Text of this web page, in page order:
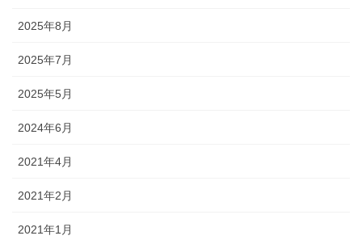
2025年8月
2025年7月
2025年5月
2024年6月
2021年4月
2021年2月
2021年1月